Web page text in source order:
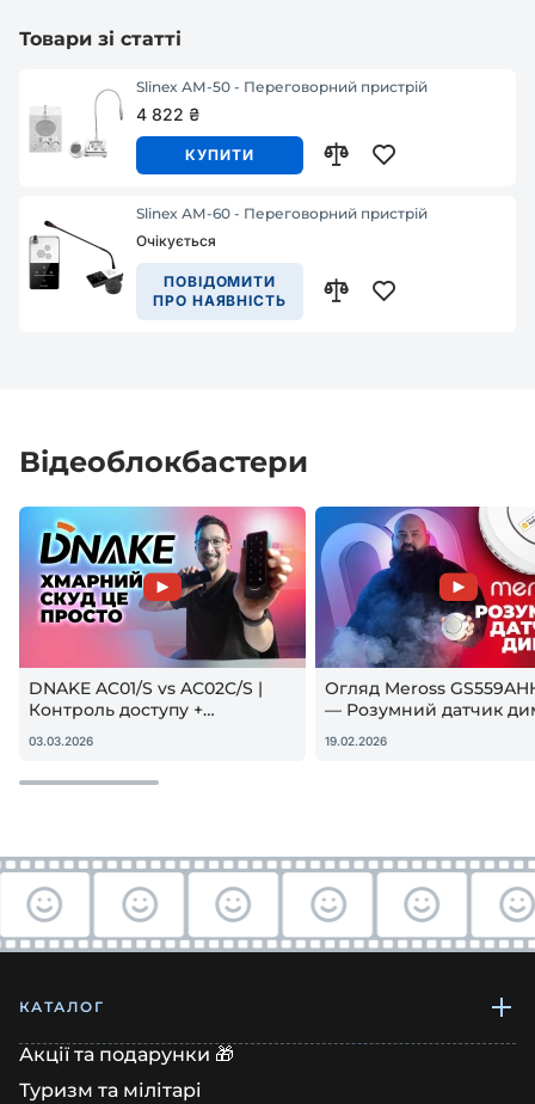
Товари зі статті
Slinex АМ-50 - Переговорний пристрій
4 822 ₴
КУПИТИ
Slinex АМ-60 - Переговорний пристрій
Очікується
ПОВІДОМИТИ
ПРО НАЯВНІСТЬ
Відеоблокбастери
DNAKE AC01/S vs AC02C/S |
Контроль доступу +
гостьовий QR — реальна
настройка
03.03.2026
Огляд Meross
— Розумний датчик
Apple HomeKit! Чи
купувати?
19.02.2026
КАТАЛОГ
Акції та подарунки 🎁
Туризм та мілітарі